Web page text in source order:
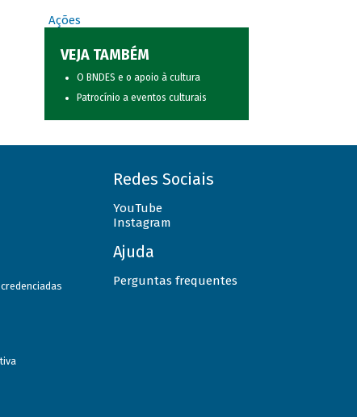
Ações
VEJA TAMBÉM
O BNDES e o apoio à cultura
Patrocínio a eventos culturais
Redes Sociais
YouTube
Instagram
Ajuda
Perguntas frequentes